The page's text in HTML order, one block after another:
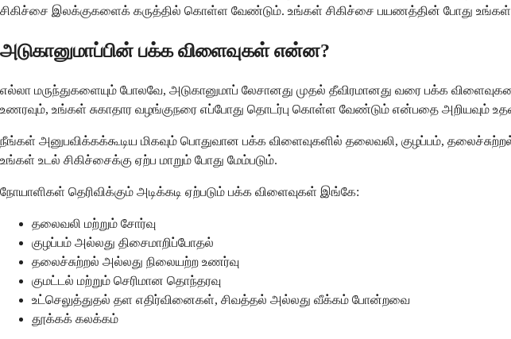
சிகிச்சை இலக்குகளைக் கருத்தில் கொள்ள வேண்டும். உங்கள் சிகிச்சை பயணத்தின் போது உங்கள்
அடுகானுமாப்பின் பக்க விளைவுகள் என்ன?
எல்லா மருந்துகளையும் போலவே, அடுகானுமாப் லேசானது முதல் தீவிரமானது வரை பக்க
உணரவும், உங்கள் சுகாதார வழங்குநரை எப்போது தொடர்பு கொள்ள வேண்டும் என்பதை அறியவும்
நீங்கள் அனுபவிக்கக்கூடிய மிகவும் பொதுவான பக்க விளைவுகளில் தலைவலி, குழப்பம்,
உங்கள் உடல் சிகிச்சைக்கு ஏற்ப மாறும் போது மேம்படும்.
நோயாளிகள் தெரிவிக்கும் அடிக்கடி ஏற்படும் பக்க விளைவுகள் இங்கே:
தலைவலி மற்றும் சோர்வு
குழப்பம் அல்லது திசைமாறிப்போதல்
தலைச்சுற்றல் அல்லது நிலையற்ற உணர்வு
குமட்டல் மற்றும் செரிமான தொந்தரவு
உட்செலுத்துதல் தள எதிர்வினைகள், சிவத்தல் அல்லது வீக்கம் போன்றவை
தூக்கக் கலக்கம்